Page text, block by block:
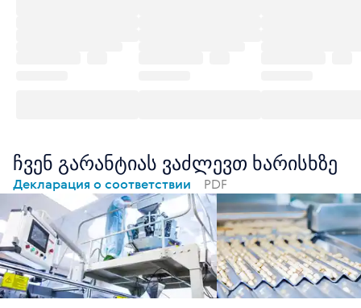
ჩვენ გარანტიას ვაძლევთ ხარისხზე
Декларация о соответствии PDF